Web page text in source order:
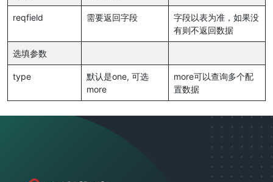
reqfield 需要返回字段
字段以表为准，如果没
有则不返回数据
选填参数
type
默认是one, 可选
more
more可以查询多个配
置数据